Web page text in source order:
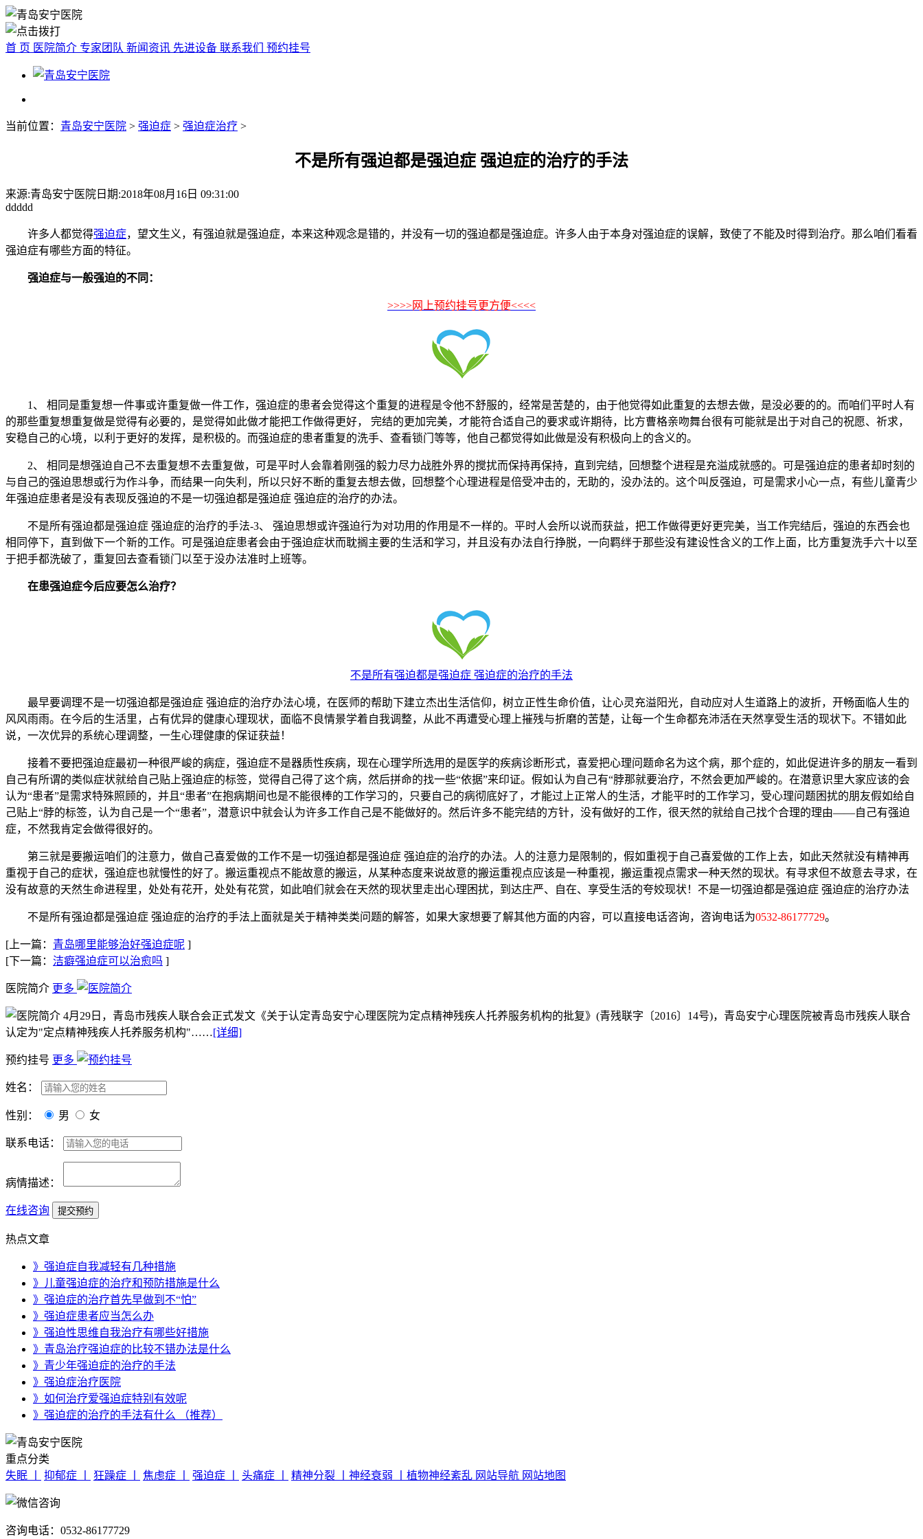
首 页 医院简介 专家团队 新闻资讯 先进设备 联系我们 预约挂号
当前位置： 青岛安宁医院 > 强迫症 > 强迫症治疗 >
不是所有强迫都是强迫症 强迫症的治疗的手法
来源:青岛安宁医院 日期:2018年08月16日 09:31:00
ddddd
许多人都觉得强迫症，望文生义，有强迫就是强迫症，本来这种观念是错的，并没有一切的强迫都是强迫症。许多人由于本身对强迫症的误解，致使了不能及时得到治疗。那么咱们看看
强迫症有哪些方面的特征。
强迫症与一般强迫的不同：
>>>>网上预约挂号更方便<<<<
1、 相同是重复想一件事或许重复做一件工作，强迫症的患者会觉得这个重复的进程是令他不舒服的，经常是苦楚的，由于他觉得如此重复的去想去做，是没必要的的。而咱们平时人有
的那些重复想重复做是觉得有必要的，是觉得如此做才能把工作做得更好， 完结的更加完美，才能符合适自己的要求或许期待，比方曹格亲吻舞台很有可能就是出于对自己的祝愿、祈求，
安稳自己的心境，以利于更好的发挥，是积极的。而强迫症的患者重复的洗手、查看锁门等等，他自己都觉得如此做是没有积极向上的含义的。
2、 相同是想强迫自己不去重复想不去重复做，可是平时人会靠着刚强的毅力尽力战胜外界的搅扰而保持再保持，直到完结，回想整个进程是充溢成就感的。可是强迫症的患者却时刻的
与自己的强迫思想或行为作斗争，而结果一向失利，所以只好不断的重复去想去做，回想整个心理进程是倍受冲击的，无助的，没办法的。这个叫反强迫，可是需求小心一点，有些儿童青少
年强迫症患者是没有表现反强迫的不是一切强迫都是强迫症 强迫症的治疗的办法。
不是所有强迫都是强迫症 强迫症的治疗的手法-3、 强迫思想或许强迫行为对功用的作用是不一样的。平时人会所以说而获益，把工作做得更好更完美，当工作完结后，强迫的东西会也
相同停下，直到做下一个新的工作。可是强迫症患者会由于强迫症状而耽搁主要的生活和学习，并且没有办法自行挣脱，一向羁绊于那些没有建设性含义的工作上面，比方重复洗手六十以至
于把手都洗破了，重复回去查看锁门以至于没办法准时上班等。
在患强迫症今后应要怎么治疗？
不是所有强迫都是强迫症 强迫症的治疗的手法
最早要调理不是一切强迫都是强迫症 强迫症的治疗办法心境，在医师的帮助下建立杰出生活信仰，树立正性生命价值，让心灵充溢阳光，自动应对人生道路上的波折，开畅面临人生的
风风雨雨。在今后的生活里，占有优异的健康心理现状，面临不良情景学着自我调整，从此不再遭受心理上摧残与折磨的苦楚，让每一个生命都充沛活在天然享受生活的现状下。不错如此
说，一次优异的系统心理调整，一生心理健康的保证获益！
接着不要把强迫症最初一种很严峻的病症，强迫症不是器质性疾病，现在心理学所选用的是医学的疾病诊断形式，喜爱把心理问题命名为这个病，那个症的，如此促进许多的朋友一看到
自己有所谓的类似症状就给自己贴上强迫症的标签，觉得自己得了这个病，然后拼命的找一些“依据”来印证。假如认为自己有“脖那就要治疗，不然会更加严峻的。在潜意识里大家应该的会
认为“患者”是需求特殊照顾的，并且“患者”在抱病期间也是不能很棒的工作学习的，只要自己的病彻底好了，才能过上正常人的生活，才能平时的工作学习，受心理问题困扰的朋友假如给自
己贴上“脖的标签，认为自己是一个“患者”，潜意识中就会认为许多工作自己是不能做好的。然后许多不能完结的方针，没有做好的工作，很天然的就给自己找个合理的理由——自己有强迫
症，不然我肯定会做得很好的。
第三就是要搬运咱们的注意力，做自己喜爱做的工作不是一切强迫都是强迫症 强迫症的治疗的办法。人的注意力是限制的，假如重视于自己喜爱做的工作上去，如此天然就没有精神再
重视于自己的症状，强迫症也就慢性的好了。搬运重视点不能故意的搬运，从某种态度来说故意的搬运重视点应该是一种重视，搬运重视点需求一种天然的现状。有寻求但不故意去寻求，在
没有故意的天然生命进程里，处处有花开，处处有花赏，如此咱们就会在天然的现状里走出心理困扰，到达庄严、自在、享受生活的夸姣现状！不是一切强迫都是强迫症 强迫症的治疗办法
不是所有强迫都是强迫症 强迫症的治疗的手法上面就是关于精神类类问题的解答，如果大家想要了解其他方面的内容，可以直接电话咨询，咨询电话为0532-86177729。
[上一篇： 青岛哪里能够治好强迫症呢 ]
[下一篇： 洁癖强迫症可以治愈吗 ]
医院简介 更多
4月29日，青岛市残疾人联合会正式发文《关于认定青岛安宁心理医院为定点精神残疾人托养服务机构的批复》(青残联字〔2016〕14号)，青岛安宁心理医院被青岛市残疾人联合
认定为"定点精神残疾人托养服务机构"……[详细]
预约挂号 更多
姓名：
性别： 男 女
联系电话：
病情描述：
在线咨询
热点文章
》强迫症自我减轻有几种措施
》儿童强迫症的治疗和预防措施是什么
》强迫症的治疗首先早做到不“怕”
》强迫症患者应当怎么办
》强迫性思维自我治疗有哪些好措施
》青岛治疗强迫症的比较不错办法是什么
》青少年强迫症的治疗的手法
》强迫症治疗医院
》如何治疗爱强迫症特别有效呢
》强迫症的治疗的手法有什么 （推荐）
重点分类
失眠 丨
抑郁症 丨 狂躁症 丨 焦虑症 丨 强迫症 丨 头痛症 丨 精神分裂 丨 神经衰弱 丨 植物神经紊乱 网站导航 网站地图
咨询电话：0532-86177729